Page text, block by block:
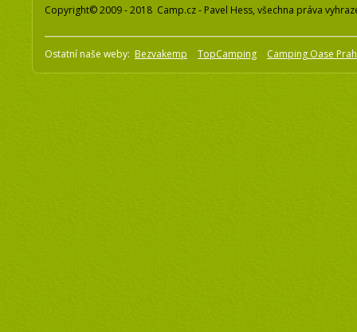
Copyright© 2009 - 2018 Camp.cz - Pavel Hess, všechna práva
Ostatní naše weby: Bezvakemp TopCamping Camping Oase